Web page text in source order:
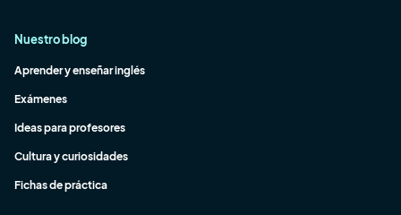
Nuestro blog
Aprender y enseñar inglés
Exámenes
Ideas para profesores
Cultura y curiosidades
Fichas de práctica